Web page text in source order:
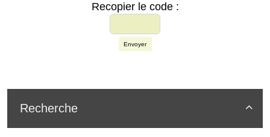
Recopier le code :
Envoyer

Recherche